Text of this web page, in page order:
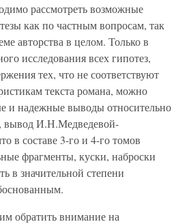
рассмотреть возможные
как по частным вопросам, так
авторства в целом. Только в
исследования всех гипотез,
тех, что не соответствуют
текста романа, можно
и надежные выводы относительно
вывод И.Н.Медведевой-
в составе 3-го и 4-го томов
фрагменты, куски, наброски
в значительной степени
обратить внимание на